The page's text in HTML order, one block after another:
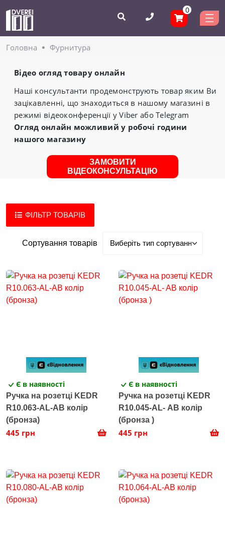
0
Головнa Фурнитура
Відео огляд товару онлайн
Наші консультанти продемонструють товар яким Ви
зацікавленні, що знаходиться в нашому магазині в
режимі відеоконференції у Viber або Telegram
Огляд онлайн можливий у робочі години
нашого магазину
ЗАМОВИТИ
ВІДЕОКОНСУЛЬТАЦІЮ
ФІЛЬТР ТОВАРІВ
Сортування товарів
Є в наявності
Ручка на розетці KEDR
R10.063-AL-AB колір
(бронза)
445 грн
Є в наявності
Ручка на розетці KEDR
R10.045-AL- AB колір
(бронза )
445 грн